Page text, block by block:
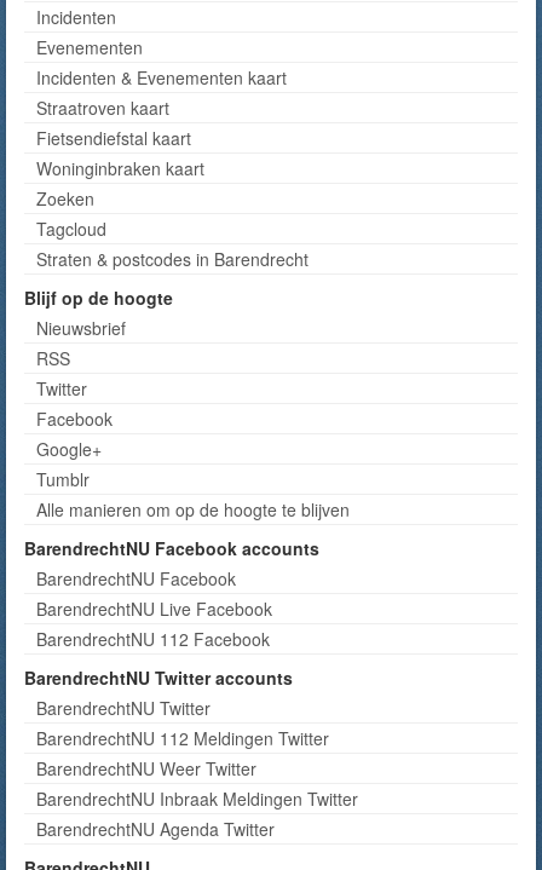
Incidenten
Evenementen
Incidenten & Evenementen kaart
Straatroven kaart
Fietsendiefstal kaart
Woninginbraken kaart
Zoeken
Tagcloud
Straten & postcodes in Barendrecht
Blijf op de hoogte
Nieuwsbrief
RSS
Twitter
Facebook
Google+
Tumblr
Alle manieren om op de hoogte te blijven
BarendrechtNU Facebook accounts
BarendrechtNU Facebook
BarendrechtNU Live Facebook
BarendrechtNU 112 Facebook
BarendrechtNU Twitter accounts
BarendrechtNU Twitter
BarendrechtNU 112 Meldingen Twitter
BarendrechtNU Weer Twitter
BarendrechtNU Inbraak Meldingen Twitter
BarendrechtNU Agenda Twitter